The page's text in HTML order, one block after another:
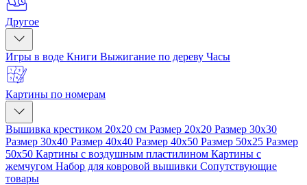
Другое
Игры в воде Книги Выжигание по дереву Часы
Картины по номерам
Вышивка крестиком 20x20 см Размер 20x20 Размер 30x30
Размер 30x40 Размер 40x40 Размер 40x50 Размер 50x25 Размер
50x50 Картины с воздушным пластилином Картины с
жемчугом Набор для ковровой вышивки Сопутствующие
товары